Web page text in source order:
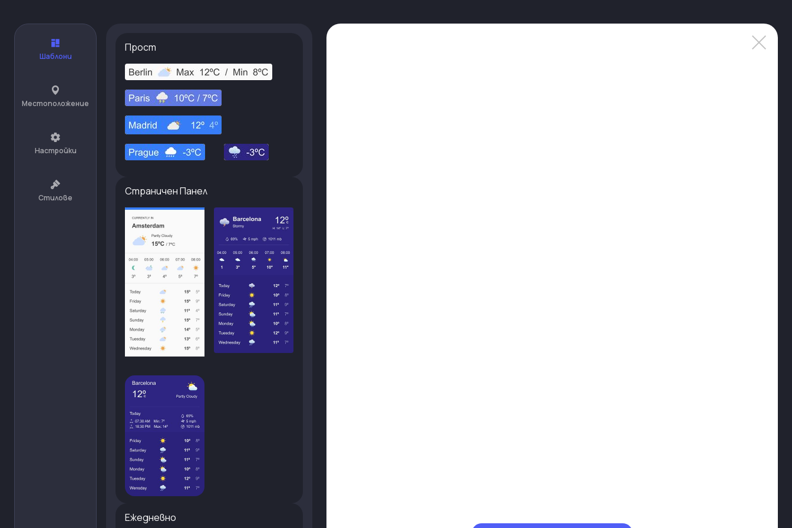
Шаблони
Местоположение
Настройки
Стилове
Прост
Страничен Панел
Ежедневно